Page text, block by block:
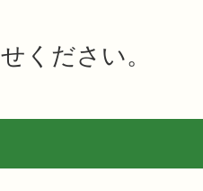
ください。